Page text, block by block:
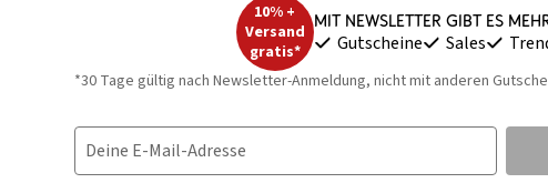
10% +
Versand
gratis*
Mit Newsletter gibt es
Gutscheine Sales
*30 Tage gültig nach Newsletter-Anmeldung, nicht mit anderen
Deine E-Mail-Adresse